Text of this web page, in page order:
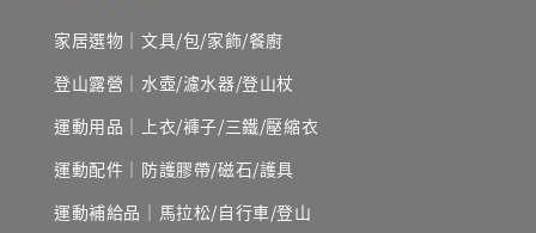
家居選物｜文具/包/家飾/餐廚
登山露營｜水壺/濾水器/登山杖
運動用品｜上衣/褲子/三鐵/壓縮衣
運動配件｜防護膠帶/磁石/護具
運動補給品｜馬拉松/自行車/登山